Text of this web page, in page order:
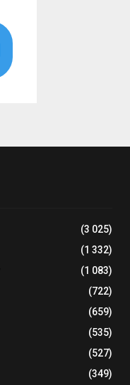
(3 025)
(1 332)
(1 083)
(722)
(659)
(535)
(527)
(349)